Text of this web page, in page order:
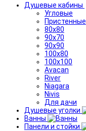
Душевые кабины
Угловые
Пристенные
80x80
90x70
90x90
100x80
100x100
Avacan
River
Niagara
Nivis
Для дачи
Душевые уголки
Ванны
Панели и стойки